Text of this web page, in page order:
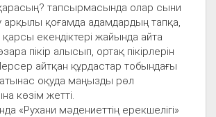
тапсырмасында олар сыни
арқылы қоғамда адамдардың тапқа,
қарсы екендіктері жайында айта
пікір алысып, ортақ пікірлерін
айтқан құрдастар тобындағы
оқуда маңызды рөл
көзім жетті.
«Рухани мәдениеттің ерекшелігі»